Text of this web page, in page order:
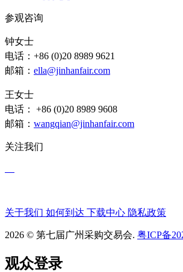
参观咨询
钟女士
电话：+86 (0)20 8989 9621
邮箱： ella@jinhanfair.com
王女士
电话： +86 (0)20 8989 9608
邮箱： wangqian@jinhanfair.com
关注我们
关于我们 如何到达 下载中心 隐私政策
2026 © 第七届广州采购交易会. 粤ICP备
观众登录